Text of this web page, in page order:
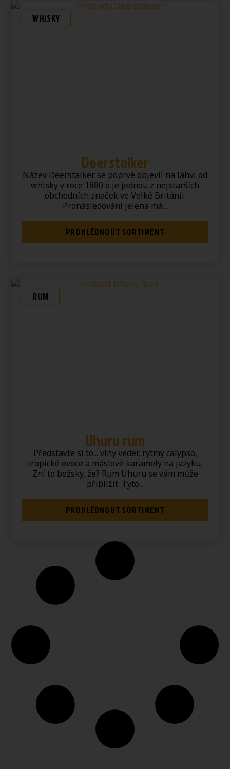
WHISKY
Deerstalker
Název Deerstalker se poprvé objevil na láhvi od
whisky v roce 1880 a je jednou z nejstarších
obchodních značek ve Velké Británii.
Pronásledování jelena má...
PROHLÉDNOUT SORTIMENT
RUM
Uhuru rum
Představte si to... vlny veder, rytmy calypso,
tropické ovoce a máslové karamely na jazyku.
Zní to božsky, že? Rum Uhuru se vám může
přiblížit. Tyto...
PROHLÉDNOUT SORTIMENT